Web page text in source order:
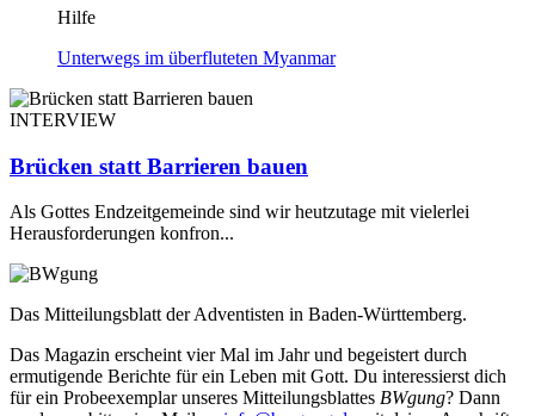
Hilfe
Unterwegs im überfluteten Myanmar
INTERVIEW
Brücken statt Barrieren bauen
Als Gottes Endzeitgemeinde sind wir heutzutage mit vielerlei
Herausforderungen konfron...
Das Mitteilungsblatt der Adventisten in Baden-Württemberg.
Das Magazin erscheint vier Mal im Jahr und begeistert durch
ermutigende Berichte für ein Leben mit Gott. Du interessierst dich
für ein Probeexemplar unseres Mitteilungsblattes BWgung? Dann